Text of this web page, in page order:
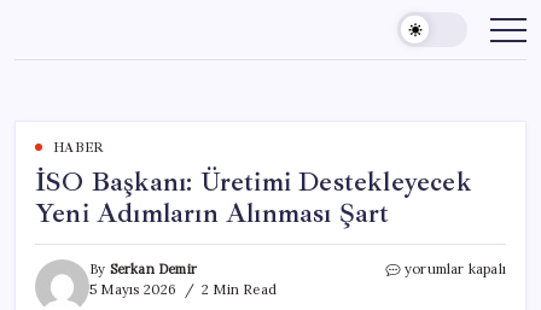
content
HABER
İSO Başkanı: Üretimi Destekleyecek
Yeni Adımların Alınması Şart
By Serkan Demir
5 Mayıs 2026
2 Min Read
İSO
yorumlar kapalı